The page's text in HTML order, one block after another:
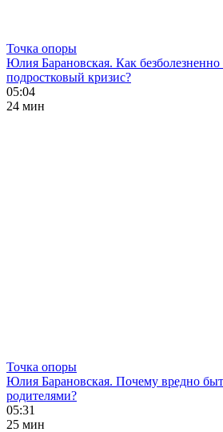
Точка опоры
Юлия Барановская. Как
подростковый кризис?
05:04
24 мин
Точка опоры
Юлия Барановская. Почему вредно
родителями?
05:31
25 мин